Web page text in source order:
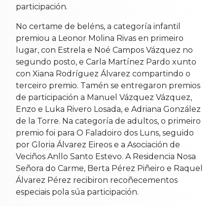
participación.
No certame de beléns, a categoría infantil
premiou a Leonor Molina Rivas en primeiro
lugar, con Estrela e Noé Campos Vázquez no
segundo posto, e Carla Martínez Pardo xunto
con Xiana Rodríguez Álvarez compartindo o
terceiro premio. Tamén se entregaron premios
de participación a Manuel Vázquez Vázquez,
Enzo e Luka Rivero Losada, e Adriana González
de la Torre. Na categoría de adultos, o primeiro
premio foi para O Faladoiro dos Luns, seguido
por Gloria Álvarez Eireos e a Asociación de
Veciños Anllo Santo Estevo. A Residencia Nosa
Señora do Carme, Berta Pérez Piñeiro e Raquel
Álvarez Pérez recibiron recoñecementos
especiais pola súa participación.